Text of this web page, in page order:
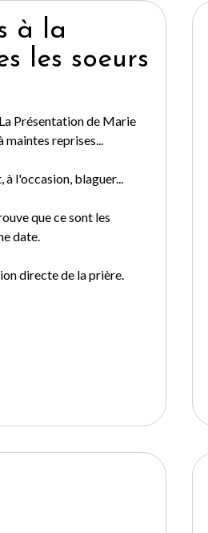
à la
les soeurs
Présentation de Marie
reprises...
l'occasion, blaguer...
que ce sont les
date.
directe de la prière.